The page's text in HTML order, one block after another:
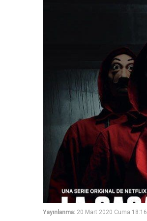
Yayınlanma: 20 Mart 2020 Cuma 18:16